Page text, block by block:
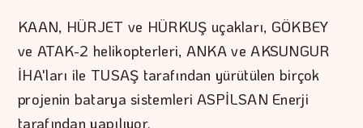
KAAN, HÜRJET ve HÜRKUŞ uçakları, GÖKBEY
ve ATAK-2 helikopterleri, ANKA ve AKSUNGUR
İHA'ları ile TUSAŞ tarafından yürütülen birçok
projenin batarya sistemleri ASPİLSAN Enerji
tarafından yapılıyor.